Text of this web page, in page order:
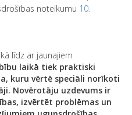
noteikumu 10.
līdz ar jaunajiem
laikā tiek praktiski
kuru vērtē speciāli norīkoti
Novērotāju uzdevums ir
izvērtēt problēmas un